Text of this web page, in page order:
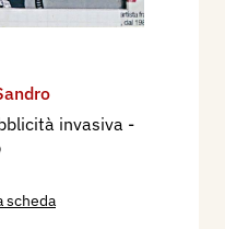
invasiva -
scheda